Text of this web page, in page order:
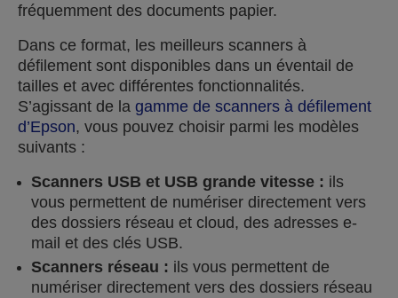
fréquemment des documents papier.
Dans ce format, les meilleurs scanners à
défilement sont disponibles dans un éventail de
tailles et avec différentes fonctionnalités.
S’agissant de la gamme de scanners à défilement
d’Epson, vous pouvez choisir parmi les modèles
suivants :
Scanners USB et USB grande vitesse : ils
vous permettent de numériser directement vers
des dossiers réseau et cloud, des adresses e-
mail et des clés USB.
Scanners réseau : ils vous permettent de
numériser directement vers des dossiers réseau